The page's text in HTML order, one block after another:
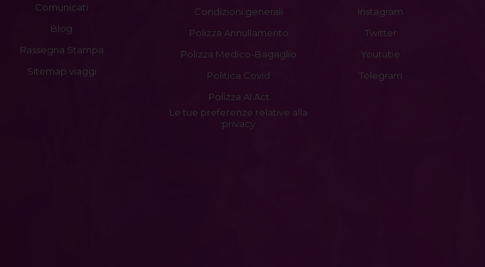
Comunicati
Blog
Rassegna Stampa
Sitemap viaggi
Condizioni generali
Polizza Annullamento
Polizza Medico-Bagaglio
Politica Covid
Polizza AI Act
Le tue preferenze relative alla
privacy
Instagram
Twitter
Youtube
Telegram